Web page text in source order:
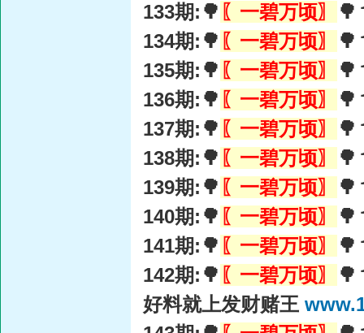
133期:🌳 〖一碧万顷〗
134期:🌳 〖一碧万顷〗
135期:🌳 〖一碧万顷〗
136期:🌳 〖一碧万顷〗
137期:🌳 〖一碧万顷〗
138期:🌳 〖一碧万顷〗
139期:🌳 〖一碧万顷〗
140期:🌳 〖一碧万顷〗
141期:🌳 〖一碧万顷〗
142期:🌳 〖一碧万顷〗
好料就上发财赌王